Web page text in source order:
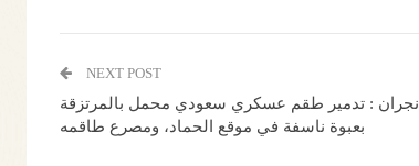
NEXT POST
نجران : تدمير طقم عسكري سعودي محمل بالمرتزقة
بعبوة ناسفة في موقع الحماد، ومصرع طاقمه